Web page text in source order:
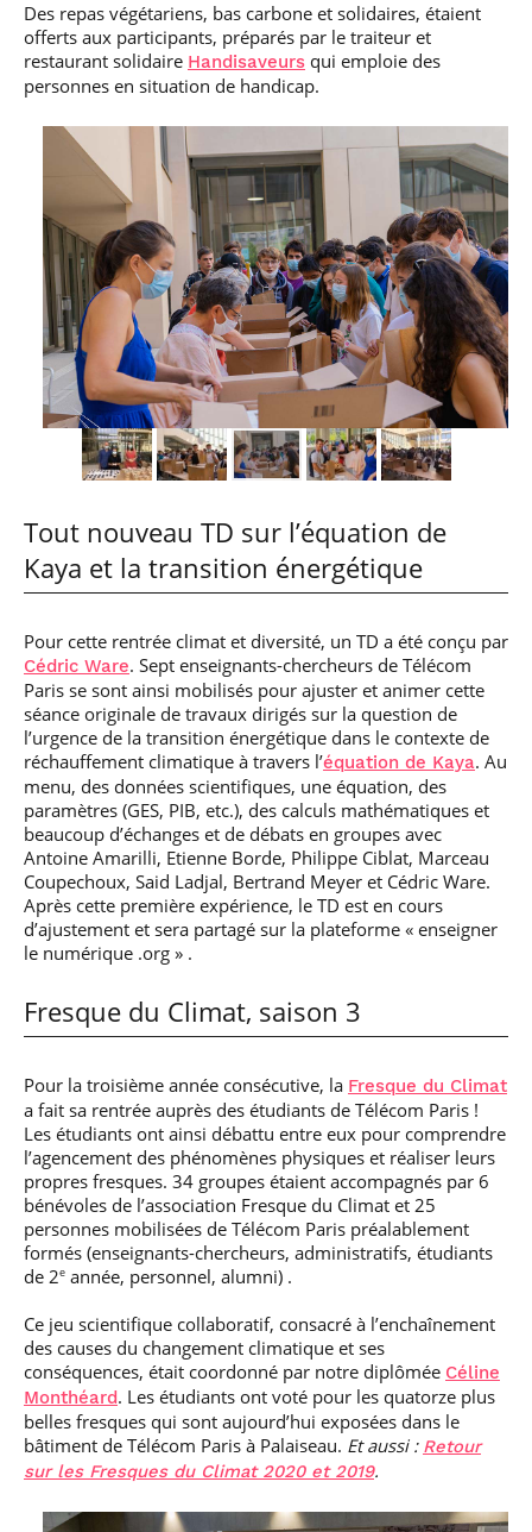
Des repas végétariens, bas carbone et solidaires, étaient
offerts aux participants, préparés par le traiteur et
restaurant solidaire Handisaveurs qui emploie des
personnes en situation de handicap.
Tout nouveau TD sur l’équation de
Kaya et la transition énergétique
Pour cette rentrée climat et diversité, un TD a été conçu par
Cédric Ware. Sept enseignants-chercheurs de Télécom
Paris se sont ainsi mobilisés pour ajuster et animer cette
séance originale de travaux dirigés sur la question de
l’urgence de la transition énergétique dans le contexte de
réchauffement climatique à travers l’équation de Kaya. Au
menu, des données scientifiques, une équation, des
paramètres (GES, PIB, etc.), des calculs mathématiques et
beaucoup d’échanges et de débats en groupes avec
Antoine Amarilli, Etienne Borde, Philippe Ciblat, Marceau
Coupechoux, Said Ladjal, Bertrand Meyer et Cédric Ware.
Après cette première expérience, le TD est en cours
d’ajustement et sera partagé sur la plateforme « enseigner
le numérique .org » .
Fresque du Climat, saison 3
Pour la troisième année consécutive, la Fresque du Climat
a fait sa rentrée auprès des étudiants de Télécom Paris !
Les étudiants ont ainsi débattu entre eux pour comprendre
l’agencement des phénomènes physiques et réaliser leurs
propres fresques. 34 groupes étaient accompagnés par 6
bénévoles de l’association Fresque du Climat et 25
personnes mobilisées de Télécom Paris préalablement
formés (enseignants-chercheurs, administratifs, étudiants
de 2e année, personnel, alumni) .
Ce jeu scientifique collaboratif, consacré à l’enchaînement
des causes du changement climatique et ses
conséquences, était coordonné par notre diplômée Céline
Monthéard. Les étudiants ont voté pour les quatorze plus
belles fresques qui sont aujourd’hui exposées dans le
bâtiment de Télécom Paris à Palaiseau. Et aussi : Retour
sur les Fresques du Climat 2020 et 2019.